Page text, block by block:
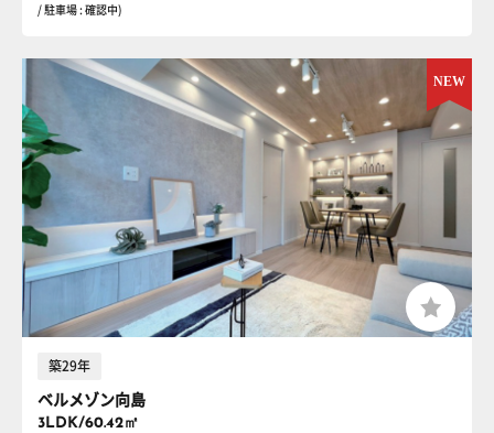
/ 駐車場 : 確認中)
築29年
ベルメゾン向島
3LDK/60.42㎡